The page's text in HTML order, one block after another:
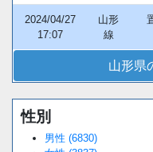
2024/04/27
17:07
山形
線
山形県
性別
男性 (6830)